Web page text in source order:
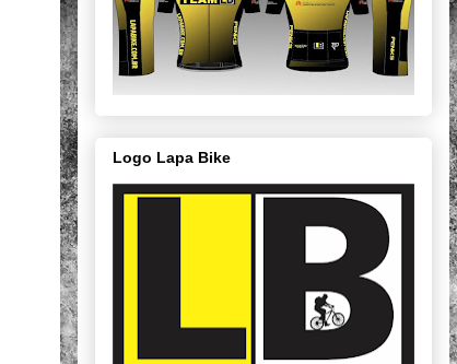
Logo Lapa Bike